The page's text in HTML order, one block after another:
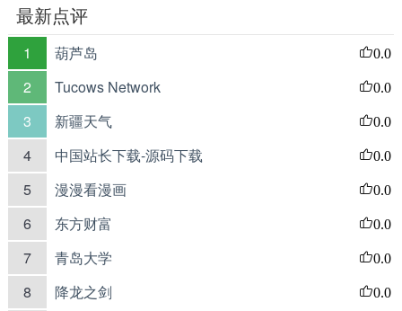
最新点评
1 葫芦岛 0.0
2 Tucows Network 0.0
3 新疆天气 0.0
4 中国站长下载-源码下载 0.0
5 漫漫看漫画 0.0
6 东方财富 0.0
7 青岛大学 0.0
8 降龙之剑 0.0